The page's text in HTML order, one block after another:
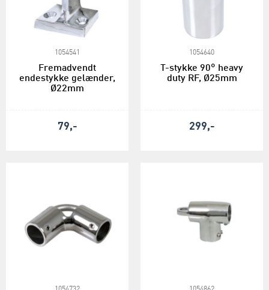
1054541
Fremadvendt
endestykke gelænder,
Ø22mm
79,-
1054640
T-stykke 90° heavy
duty RF, Ø25mm
299,-